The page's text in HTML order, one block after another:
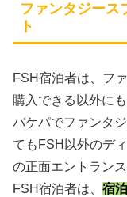
ファンタジース
ト
FSH宿泊者は、フ
購入できる以外に
バケパでファンタ
てもFSH以外のデ
の正面エントラン
FSH宿泊者は、 宿